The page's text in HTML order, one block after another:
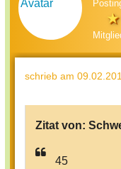
schrieb am
Zitat von:
45